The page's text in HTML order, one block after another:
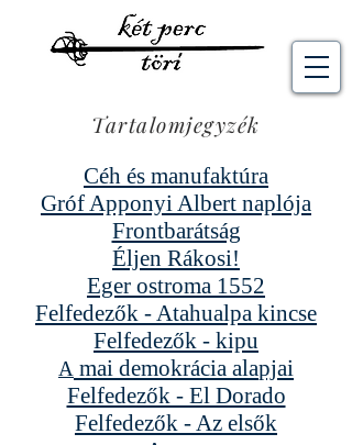
Tartalomjegyzék
Céh és manufaktúra
Gróf Apponyi Albert naplója
Frontbarátság
Éljen Rákosi!
Eger ostroma 1552
Felfedezők - Atahualpa kincse
Felfedezők - kipu
A mai demokrácia alapjai
Felfedezők - El Dorado
Felfedezők - Az elsők